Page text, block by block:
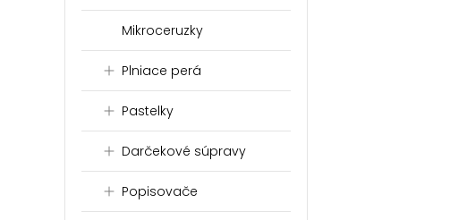
Mikroceruzky
Plniace perá
Pastelky
Darčekové súpravy
Popisovače